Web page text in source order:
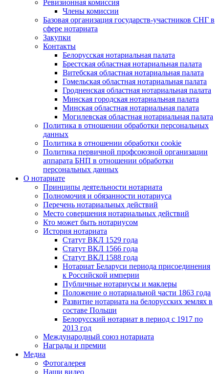
Ревизионная комиссия
Члены комиссии
Базовая организация государств-участников СНГ в
сфере нотариата
Закупки
Контакты
Белорусская нотариальная палата
Брестская областная нотариальная палата
Витебская областная нотариальная палата
Гомельская областная нотариальная палата
Гродненская областная нотариальная палата
Минская городская нотариальная палата
Минская областная нотариальная палата
Могилевская областная нотариальная палата
Политика в отношении обработки персональных
данных
Политика в отношении обработки cookie
Политика первичной профсоюзной организации
аппарата БНП в отношении обработки
персональных данных
О нотариате
Принципы деятельности нотариата
Полномочия и обязанности нотариуса
Перечень нотариальных действий
Место совершения нотариальных действий
Кто может быть нотариусом
История нотариата
Статут ВКЛ 1529 года
Статут ВКЛ 1566 года
Статут ВКЛ 1588 года
Нотариат Беларуси периода присоединения
к Российской империи
Публичные нотариусы и маклеры
Положение о нотариальной части 1863 года
Развитие нотариата на белорусских землях в
составе Польши
Белорусский нотариат в период с 1917 по
2013 год
Международный союз нотариата
Награды и премии
Медиа
Фотогалерея
Наши видео